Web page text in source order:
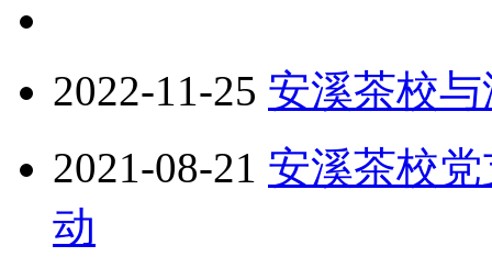
2022-11-25 安溪茶校
2021-08-21 安溪茶校
动